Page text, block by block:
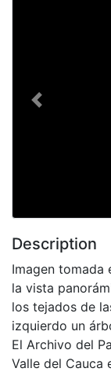
Previous
Description
Imagen tomada
la vista
los tejados de
izquierdo un
El Archivo del
Valle del Cauca